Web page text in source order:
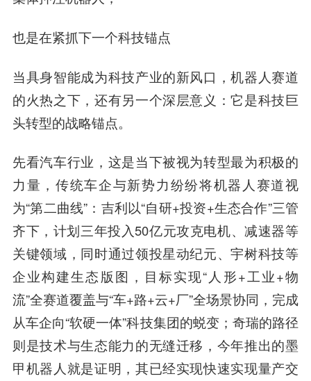
也是在紧抓下一个科技锚点
当具身智能成为科技产业的新风口，机器人赛道
的火热之下，还有另一个深层意义：它是科技巨
头转型的战略锚点。
先看汽车行业，这是当下被视为转型最为积极的
力量，传统车企与新势力纷纷将机器人赛道视
为“第二曲线”：吉利以“自研+投资+生态合作”三管
齐下，计划三年投入50亿元攻克电机、减速器等
关键领域，同时通过领投星动纪元、宇树科技等
企业构建生态版图，目标实现“人形+工业+物
流”全赛道覆盖与“车+路+云+厂”全场景协同，完成
从车企向“软硬一体”科技集团的蜕变；奇瑞的路径
则是技术与生态能力的无缝迁移，今年推出的墨
甲机器人就是证明，其已经实现快速实现量产交